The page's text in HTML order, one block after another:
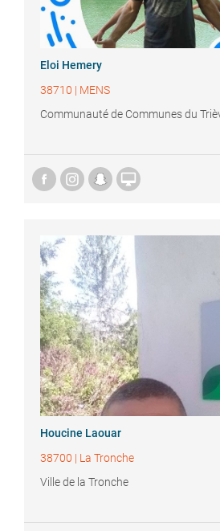
Eloi Hemery
38710 | MENS
Communauté de Communes du

Houcine Laouar
38700 | La Tronche
Ville de la Tronche